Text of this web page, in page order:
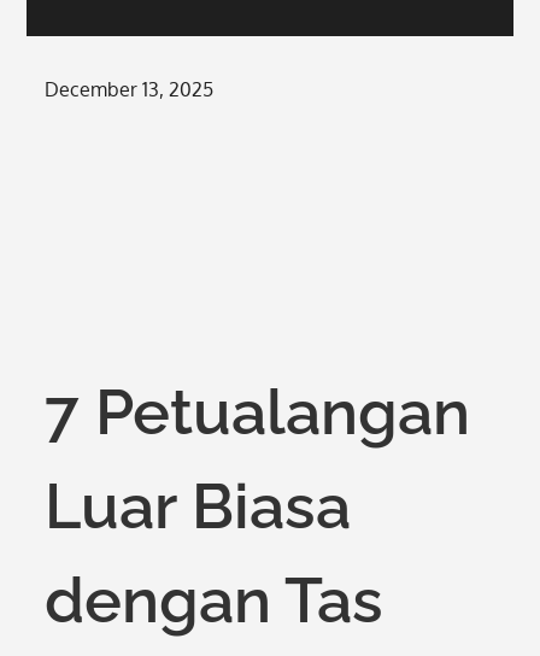
Posted
December 13, 2025
7 Petualangan
Luar Biasa
dengan Tas